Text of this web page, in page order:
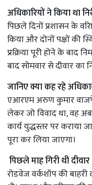
अधिकारियों ने किया था
पिछले दिनों प्रशासन के
किया और दोनों पक्षों
प्रक्रिया पूरी होने के बाद
बाद सोमवार से दीवार का
जानिए क्या कह रहे
एआरएम अरुण कुमार
लेकर जो विवाद था, वह अब
कार्य युद्धस्तर पर कराया
पूरा कर लिया जाएगा।
पिछले माह गिरी थी दीवार
रोडवेज वर्कशॉप की